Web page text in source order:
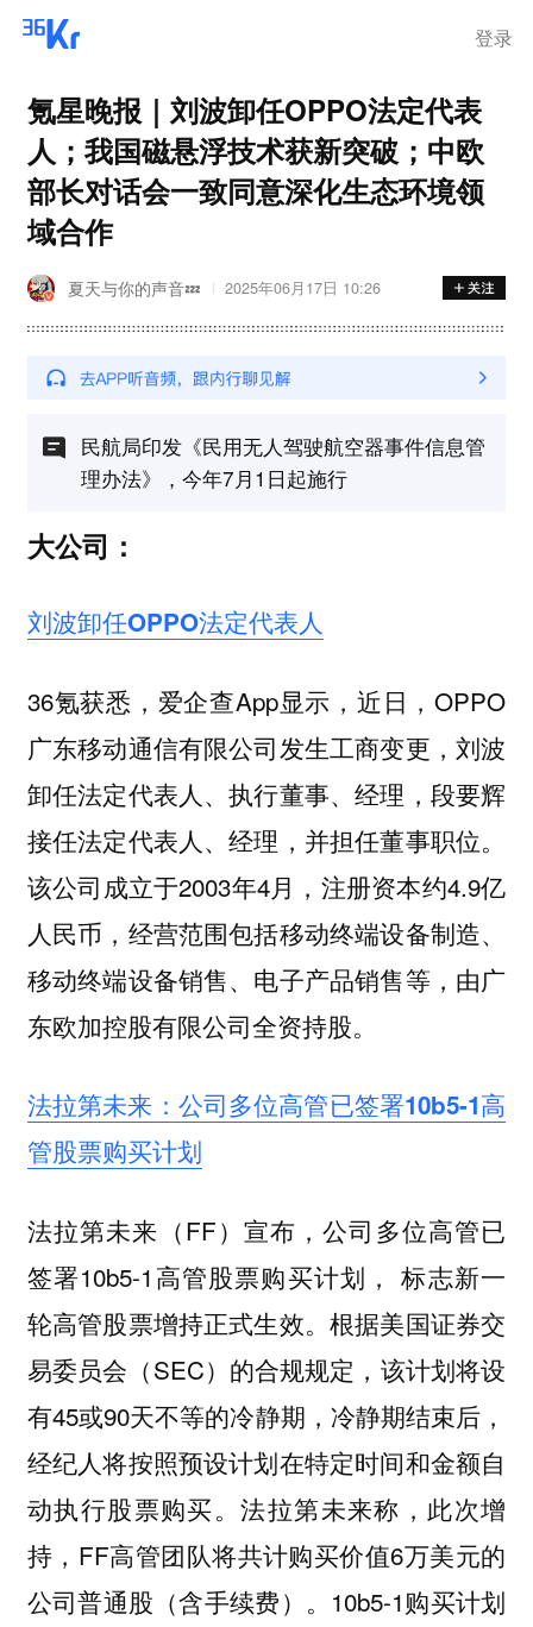
登录
氪星晚报｜刘波卸任OPPO法定代表
人；我国磁悬浮技术获新突破；中欧
部长对话会一致同意深化生态环境领
域合作
夏天与你的声音💤 2025年06月17日 10:26
民航局印发《民用无人驾驶航空器事件信息管
理办法》，今年7月1日起施行
大公司：
刘波卸任OPPO法定代表人
36氪获悉，爱企查App显示，近日，OPPO
广东移动通信有限公司发生工商变更，刘波
卸任法定代表人、执行董事、经理，段要辉
接任法定代表人、经理，并担任董事职位。
该公司成立于2003年4月，注册资本约4.9亿
人民币，经营范围包括移动终端设备制造、
移动终端设备销售、电子产品销售等，由广
东欧加控股有限公司全资持股。
法拉第未来：公司多位高管已签署10b5-1高
管股票购买计划
法拉第未来（FF）宣布，公司多位高管已
签署10b5-1高管股票购买计划， 标志新一
轮高管股票增持正式生效。根据美国证券交
易委员会（SEC）的合规规定，该计划将设
有45或90天不等的冷静期，冷静期结束后，
经纪人将按照预设计划在特定时间和金额自
动执行股票购买。法拉第未来称，此次增
持，FF高管团队将共计购买价值6万美元的
公司普通股（含手续费）。10b5-1购买计划